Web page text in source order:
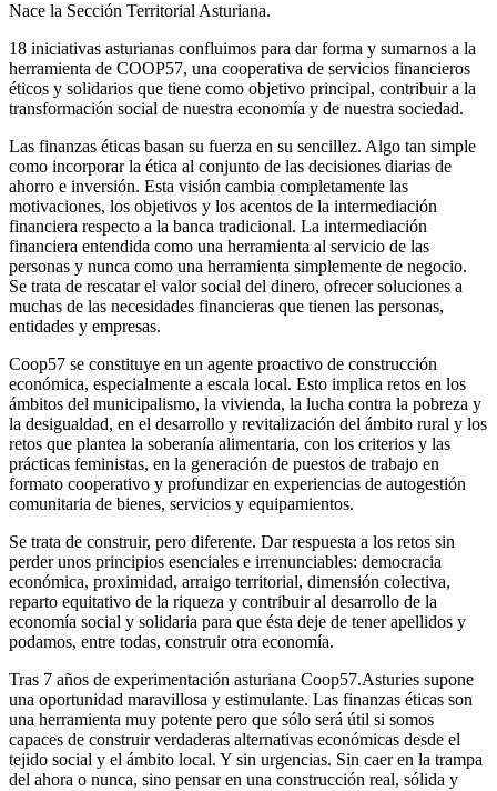
Nace la Sección Territorial Asturiana.
18 iniciativas asturianas confluimos para dar forma y sumarnos a la
herramienta de COOP57, una cooperativa de servicios financieros
éticos y solidarios que tiene como objetivo principal, contribuir a la
transformación social de nuestra economía y de nuestra sociedad.
Las finanzas éticas basan su fuerza en su sencillez. Algo tan simple
como incorporar la ética al conjunto de las decisiones diarias de
ahorro e inversión. Esta visión cambia completamente las
motivaciones, los objetivos y los acentos de la intermediación
financiera respecto a la banca tradicional. La intermediación
financiera entendida como una herramienta al servicio de las
personas y nunca como una herramienta simplemente de negocio.
Se trata de rescatar el valor social del dinero, ofrecer soluciones a
muchas de las necesidades financieras que tienen las personas,
entidades y empresas.
Coop57 se constituye en un agente proactivo de construcción
económica, especialmente a escala local. Esto implica retos en los
ámbitos del municipalismo, la vivienda, la lucha contra la pobreza y
la desigualdad, en el desarrollo y revitalización del ámbito rural y los
retos que plantea la soberanía alimentaria, con los criterios y las
prácticas feministas, en la generación de puestos de trabajo en
formato cooperativo y profundizar en experiencias de autogestión
comunitaria de bienes, servicios y equipamientos.
Se trata de construir, pero diferente. Dar respuesta a los retos sin
perder unos principios esenciales e irrenunciables: democracia
económica, proximidad, arraigo territorial, dimensión colectiva,
reparto equitativo de la riqueza y contribuir al desarrollo de la
economía social y solidaria para que ésta deje de tener apellidos y
podamos, entre todas, construir otra economía.
Tras 7 años de experimentación asturiana Coop57.Asturies supone
una oportunidad maravillosa y estimulante. Las finanzas éticas son
una herramienta muy potente pero que sólo será útil si somos
capaces de construir verdaderas alternativas económicas desde el
tejido social y el ámbito local. Y sin urgencias. Sin caer en la trampa
del ahora o nunca, sino pensar en una construcción real, sólida y